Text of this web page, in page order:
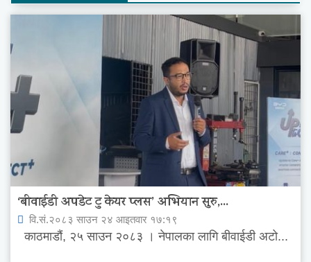
‘बीवाईडी अपडेट टु केयर प्लस’ अभियान सुरु,...
वि.सं.२०८३ साउन २४ आइतवार १७:१९
काठमाडौं, २५ साउन २०८३ । नेपालका लागि बीवाईडी अटो...